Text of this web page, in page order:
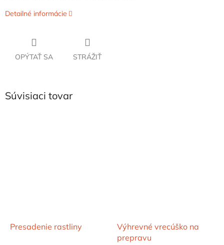
Detailné informácie
OPÝTAŤ SA STRÁŽIŤ
Súvisiaci tovar
Presadenie rastliny
Výhrevné vrecúško na
prepravu